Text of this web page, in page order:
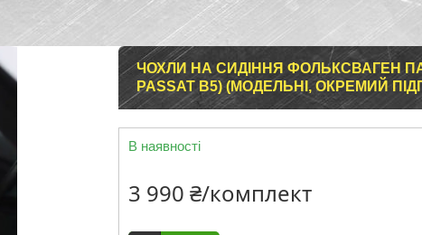
ЧОХЛИ НА СИДІННЯ ФОЛЬКСВАГЕН
PASSAT B5) (МОДЕЛЬНІ, ОКРЕМИЙ
В наявності
3 990 ₴/комплект